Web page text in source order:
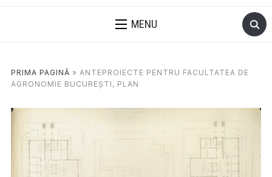
MENU
PRIMA PAGINĂ » ANTEPROIECTE PENTRU FACULTATEA DE
AGRONOMIE BUCUREȘTI, PLAN